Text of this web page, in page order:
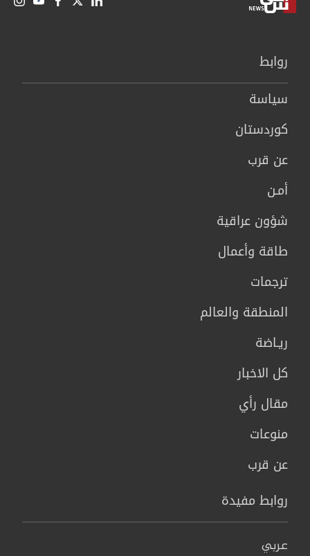
روابط
سیاسة
كوردستان
عن قرب
أمـن
شؤون عراقية
طاقة وأعمال
ترجمات
المنطقة والعالم
ريـاضة
كل الاخبار
مقال رأي
منوعات
عن قرب
روابط مفيدة
عربي